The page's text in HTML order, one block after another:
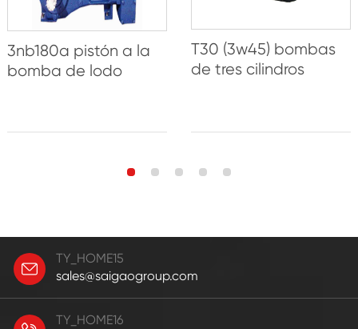
3nb180a pistón a la
bomba de lodo
T30 (3w45) bombas
de tres cilindros
TY_HOME15
sales@saigaogroup.com
TY_HOME16